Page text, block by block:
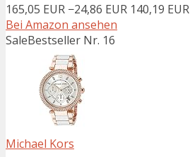
165,05 EUR −24,86 EUR 140,19 EUR
Bei Amazon ansehen
SaleBestseller Nr. 16
Michael Kors